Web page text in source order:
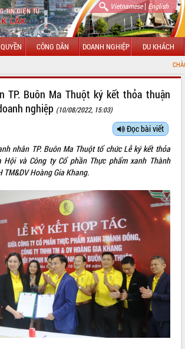
Vietnamese| English
CÔNG DÂN DOANH NGHIỆP DU KHÁCH
CHÀO MỪNG ĐẾN
HÀNH
TP. Buôn Ma Thuột ký kết thỏa thuận
nghiệp (10/08/2022, 15:03)
Đọc bài viết
nhân TP. Buôn Ma Thuột tổ chức Lễ ký kết thỏa
và Công ty Cổ phần Thực phẩm xanh Thành
TM&DV Hoàng Gia Khang.